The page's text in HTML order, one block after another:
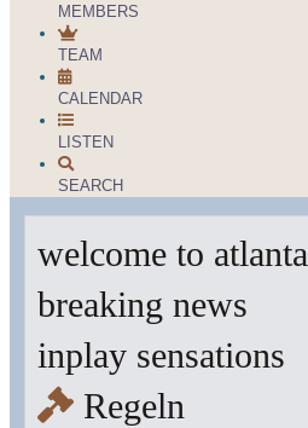
MEMBERS
TEAM
CALENDAR
LISTEN
SEARCH
welcome to atlanta
breaking news
inplay sensations
Regeln